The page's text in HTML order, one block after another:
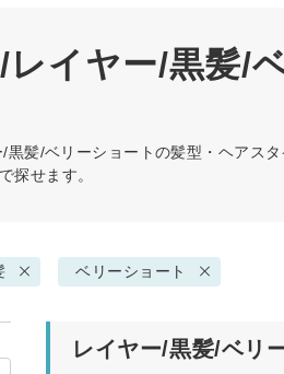
レイヤー/黒髪/
/黒髪/ベリーショートの髪型・ヘアス
探せます。
ベリーショート
レイヤー/黒髪/ベリ